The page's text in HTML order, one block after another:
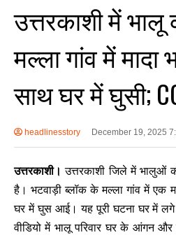
उत्तरकाशी में
मल्ला गांव में मादा
साथ घर में घुसी;
headlinesstory December 19, 2025
उत्तरकाशी। उत्तरकाशी जिले में भालुओं
है। भटवाड़ी ब्लॉक के मल्ला गांव में एक
घर में घुस आई। यह पूरी घटना घर में लगे
वीडियो में भालू परिवार घर के आंगन